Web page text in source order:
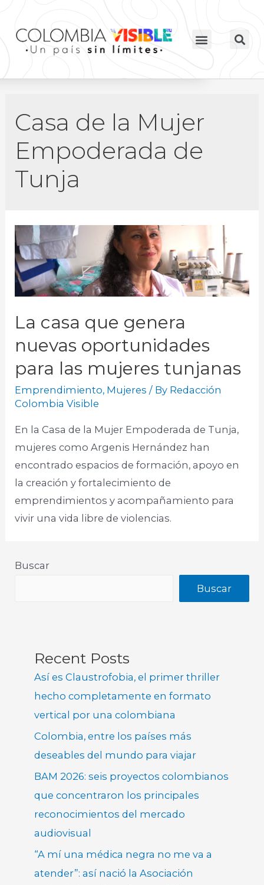
Casa de la Mujer
Empoderada de
Tunja
La casa que genera
nuevas oportunidades
para las mujeres tunjanas
Emprendimiento, Mujeres / By Redacción
Colombia Visible
En la Casa de la Mujer Empoderada de Tunja,
mujeres como Argenis Hernández han
encontrado espacios de formación, apoyo en
la creación y fortalecimiento de
emprendimientos y acompañamiento para
vivir una vida libre de violencias.
Buscar
Buscar
Recent Posts
Así es Claustrofobia, el primer thriller
hecho completamente en formato
vertical por una colombiana
Colombia, entre los países más
deseables del mundo para viajar
BAM 2026: seis proyectos colombianos
que concentraron los principales
reconocimientos del mercado
audiovisual
“A mí una médica negra no me va a
atender”: así nació la Asociación